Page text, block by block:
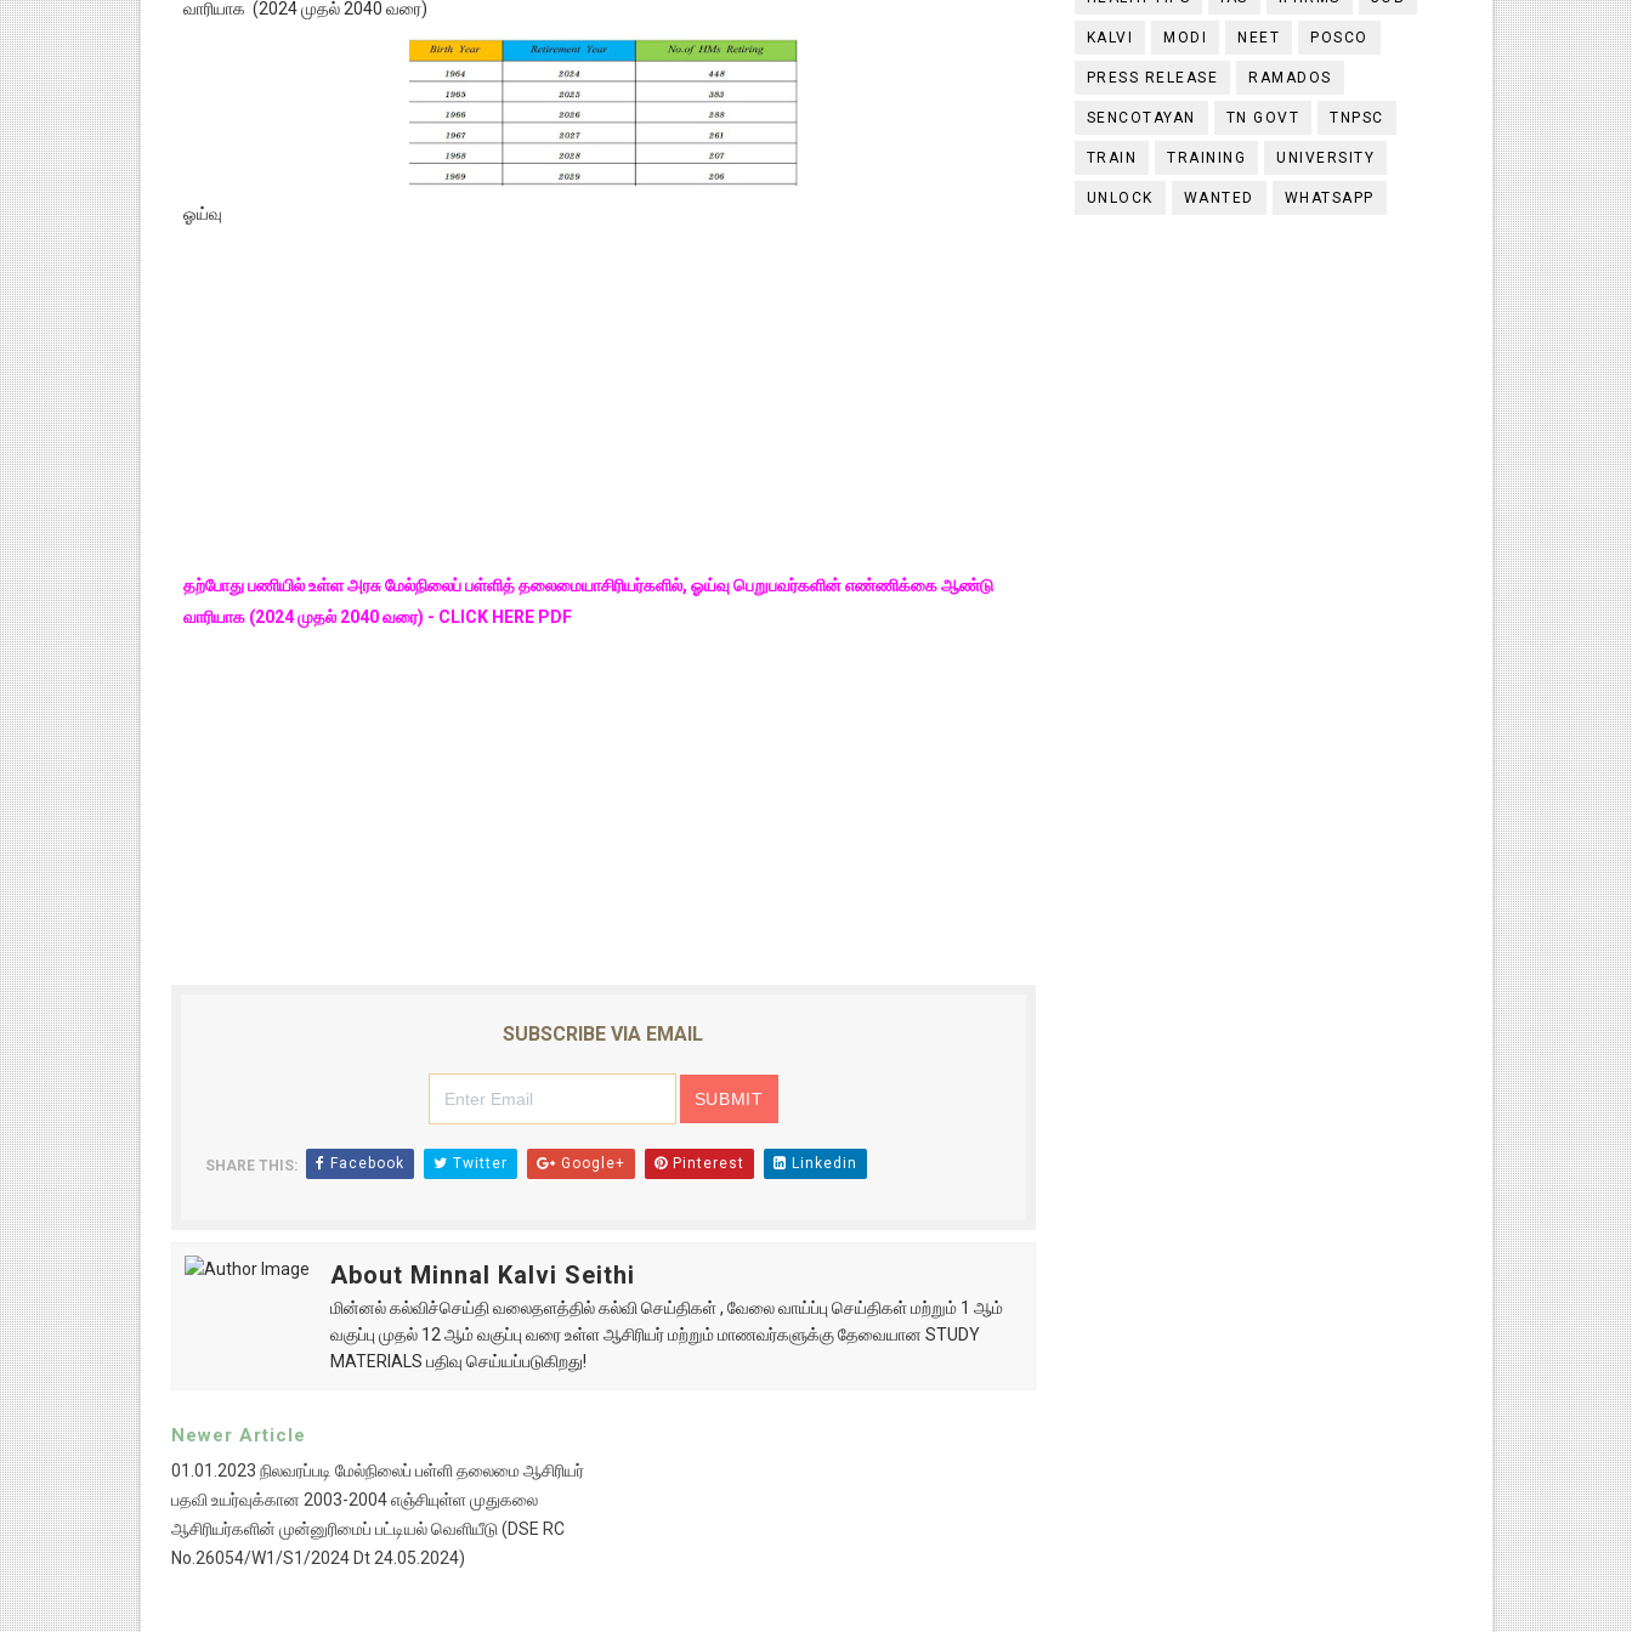
வாரியாக (2024 முதல் 2040 வரை)
ஓய்வு
தற்போது பணியில் உள்ள அரசு மேல்நிலைப் பள்ளித் தலைமையாசிரியர்களில், ஓய்வு பெறுபவர்களின் எண்ணிக்கை ஆண்டு
வாரியாக (2024 முதல் 2040 வரை) - CLICK HERE PDF
SUBSCRIBE VIA EMAIL
SHARE THIS: Facebook Twitter Google+ Pinterest Linkedin
About Minnal Kalvi Seithi
மின்னல் கல்விச்செய்தி வலைதளத்தில் கல்வி செய்திகள் , வேலை வாய்ப்பு செய்திகள் மற்றும் 1 ஆம்
வகுப்பு முதல் 12 ஆம் வகுப்பு வரை உள்ள ஆசிரியர் மற்றும் மாணவர்களுக்கு தேவையான STUDY
MATERIALS பதிவு செய்யப்படுகிறது!
Newer Article
01.01.2023 நிலவரப்படி மேல்நிலைப் பள்ளி தலைமை ஆசிரியர்
பதவி உயர்வுக்கான 2003-2004 எஞ்சியுள்ள முதுகலை
ஆசிரியர்களின் முன்னுரிமைப் பட்டியல் வெளியீடு (DSE RC
No.26054/W1/S1/2024 Dt 24.05.2024)
KALVI MODI NEET POSCO
PRESS RELEASE RAMADOS
SENCOTAYAN TN GOVT TNPSC
TRAIN TRAINING UNIVERSITY
UNLOCK WANTED WHATSAPP